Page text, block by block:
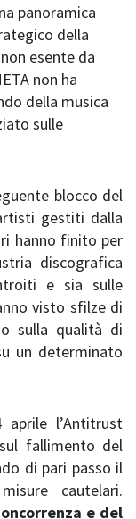
panoramica
della
esente da
non ha
della musica
sulle
blocco del
gestiti dalla
hanno finito per
discografica
e sia sulle
visto sfilze di
sulla qualità di
un determinato
l’Antitrust
fallimento del
di pari passo il
cautelari.
e del